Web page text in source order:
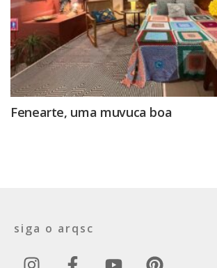
Fenearte, uma muvuca boa
siga o arqsc